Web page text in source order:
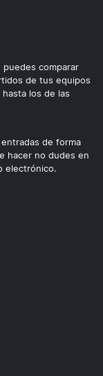
comparar
de tus equipos
los de las
de forma
hacer no dudes en
electrónico.